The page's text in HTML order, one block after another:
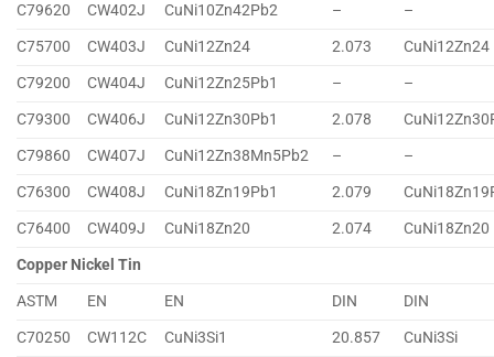
C79620
CW402J CuNi10Zn42Pb2 –
–
C75700
CW403J CuNi12Zn24 2.073
CuNi12Zn24
C79200
CW404J CuNi12Zn25Pb1 –
–
C79300
CW406J CuNi12Zn30Pb1 2.078
C79860
CW407J CuNi12Zn38Mn5Pb2 –
–
C76300
CW408J CuNi18Zn19Pb1 2.079
C76400
CW409J CuNi18Zn20 2.074
CuNi18Zn20
Copper Nickel Tin
ASTM
EN EN DIN
DIN
C70250
CW112C CuNi3Si1 20.857
CuNi3Si